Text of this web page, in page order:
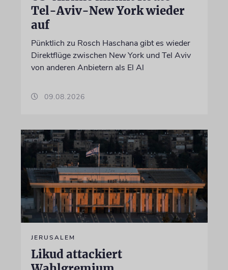
Tel-Aviv-New York wieder
auf
Pünktlich zu Rosch Haschana gibt es wieder
Direktflüge zwischen New York und Tel Aviv
von anderen Anbietern als El Al
09.08.2026
JERUSALEM
Likud attackiert